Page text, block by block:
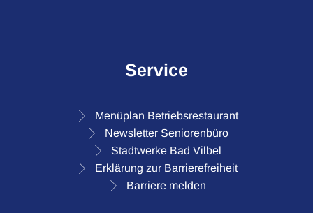
Service
Menüplan Betriebsrestaurant
Newsletter Seniorenbüro
Stadtwerke Bad Vilbel
Erklärung zur Barrierefreiheit
Barriere melden